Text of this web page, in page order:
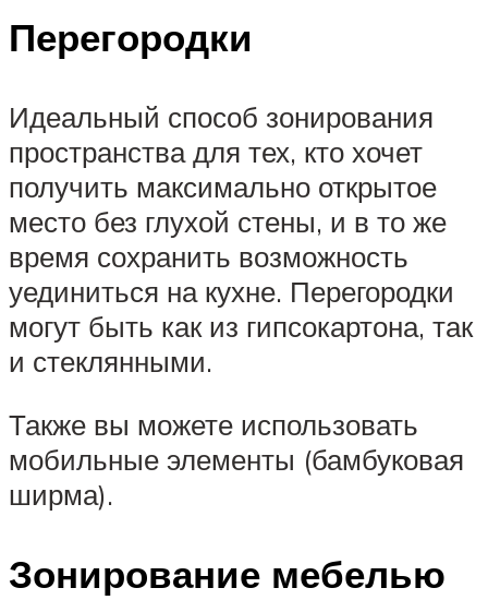
Перегородки
Идеальный способ зонирования
пространства для тех, кто хочет
получить максимально открытое
место без глухой стены, и в то же
время сохранить возможность
уединиться на кухне. Перегородки
могут быть как из гипсокартона, так
и стеклянными.
Также вы можете использовать
мобильные элементы (бамбуковая
ширма).
Зонирование мебелью